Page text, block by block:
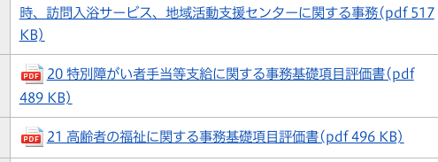
時、訪問入浴サービス、地域活動支援センターに関する事務(pdf 517
KB)
20 特別障がい者手当等支給に関する事務基礎項目評価書(pdf
489 KB)
21 高齢者の福祉に関する事務基礎項目評価書(pdf 496 KB)